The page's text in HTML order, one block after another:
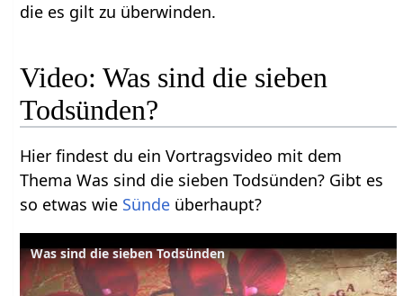
die es gilt zu überwinden.
Video: Was sind die sieben
Todsünden?
Hier findest du ein Vortragsvideo mit dem
Thema Was sind die sieben Todsünden? Gibt es
so etwas wie Sünde überhaupt?
Was sind die sieben Todsünden